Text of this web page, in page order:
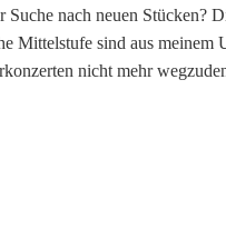
Suche nach neuen Stücken?
Mittelstufe sind aus meinem
nicht mehr